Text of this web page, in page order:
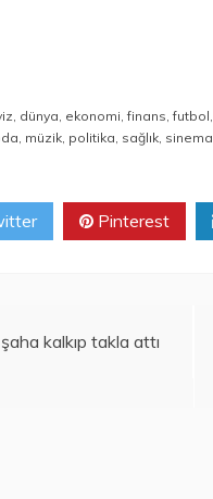
, dünya, ekonomi,finans,futbol,
, müzik, politika, sağlık, sinema
Pinterest
kalkıp takla attı